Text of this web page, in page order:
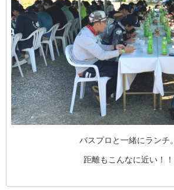
バスプロと一緒にランチ。
距離もこんなに近い！！